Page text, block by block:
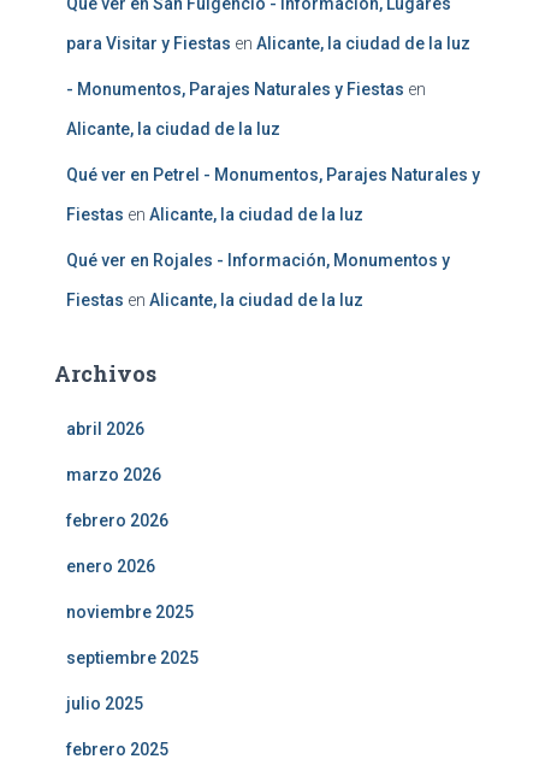
para Visitar y Fiestas en Alicante, la ciudad de la luz
- Monumentos, Parajes Naturales y Fiestas en
Alicante, la ciudad de la luz
Qué ver en Petrel - Monumentos, Parajes Naturales y
Fiestas en Alicante, la ciudad de la luz
Qué ver en Rojales - Información, Monumentos y
Fiestas en Alicante, la ciudad de la luz
Archivos
abril 2026
marzo 2026
febrero 2026
enero 2026
noviembre 2025
septiembre 2025
julio 2025
febrero 2025